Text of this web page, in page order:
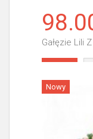
Gałęzie Lili
Nowy